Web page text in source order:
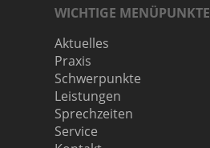
WICHTIGE MENÜPUNKTE
Aktuelles
Praxis
Schwerpunkte
Leistungen
Sprechzeiten
Service